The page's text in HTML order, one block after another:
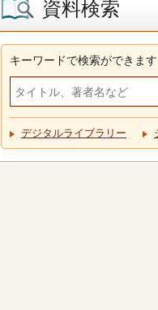
資料検索
キーワードで検索ができます
デジタルライブラリー